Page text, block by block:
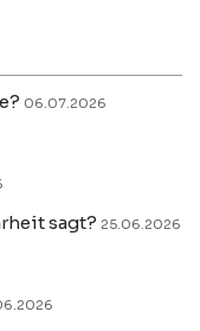
06.07.2026
sagt? 25.06.2026